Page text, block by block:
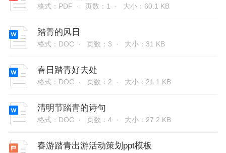
格式：PDF · 页数：1 · 大小：60.1 KB
踏青的风日
格式：DOC · 页数：3 · 大小：31 KB
春日踏青好去处
格式：DOC · 页数：2 · 大小：21.1 KB
清明节踏青的诗句
格式：DOC · 页数：4 · 大小：27.2 KB
春游踏青出游活动策划ppt模板